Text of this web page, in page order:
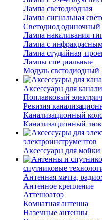
Лампа светодиодная
Лампа сигнальная
Светодиод одиночный
Лампа накаливания
Лампа с
Лампа студийная,
Лампы специальные
Модуль светодиодный
Аксессуары для
Поплавковый
Ревизия
Канализационный
Канализационный люк
электроинструментов
Аксессуары для мойки
спутниковые
Антенная мачта,
Антенное крепление
Аттенюатор
Комнатная антенна
Наземные антенны